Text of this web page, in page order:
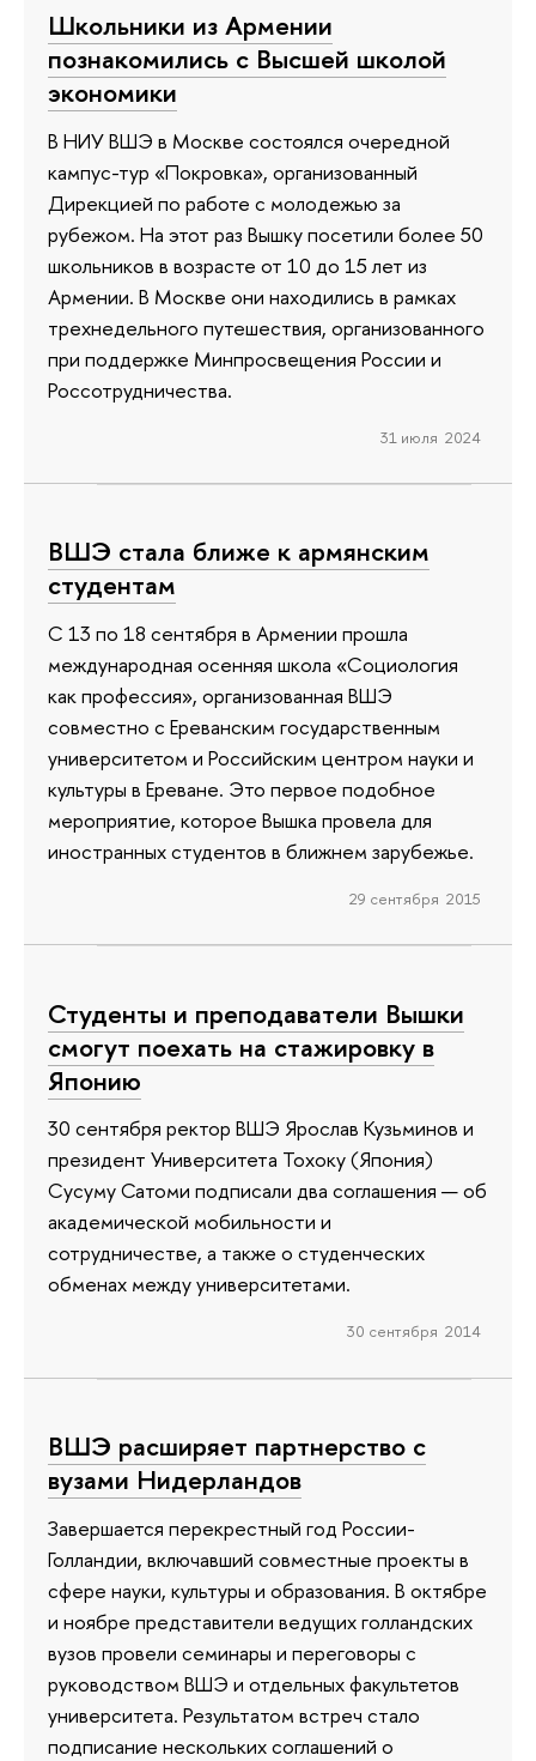
Школьники из Армении
познакомились с Высшей школой
экономики
В НИУ ВШЭ в Москве состоялся очередной
кампус-тур «Покровка», организованный
Дирекцией по работе с молодежью за
рубежом. На этот раз Вышку посетили более 50
школьников в возрасте от 10 до 15 лет из
Армении. В Москве они находились в рамках
трехнедельного путешествия, организованного
при поддержке Минпросвещения России и
Россотрудничества.
31 июля 2024
ВШЭ стала ближе к армянским
студентам
С 13 по 18 сентября в Армении прошла
международная осенняя школа «Социология
как профессия», организованная ВШЭ
совместно с Ереванским государственным
университетом и Российским центром науки и
культуры в Ереване. Это первое подобное
мероприятие, которое Вышка провела для
иностранных студентов в ближнем зарубежье.
29 сентября 2015
Студенты и преподаватели Вышки
смогут поехать на стажировку в
Японию
30 сентября ректор ВШЭ Ярослав Кузьминов и
президент Университета Тохоку (Япония)
Сусуму Сатоми подписали два соглашения — об
академической мобильности и
сотрудничестве, а также о студенческих
обменах между университетами.
30 сентября 2014
ВШЭ расширяет партнерство с
вузами Нидерландов
Завершается перекрестный год России-
Голландии, включавший совместные проекты в
сфере науки, культуры и образования. В октябре
и ноябре представители ведущих голландских
вузов провели семинары и переговоры с
руководством ВШЭ и отдельных факультетов
университета. Результатом встреч стало
подписание нескольких соглашений о